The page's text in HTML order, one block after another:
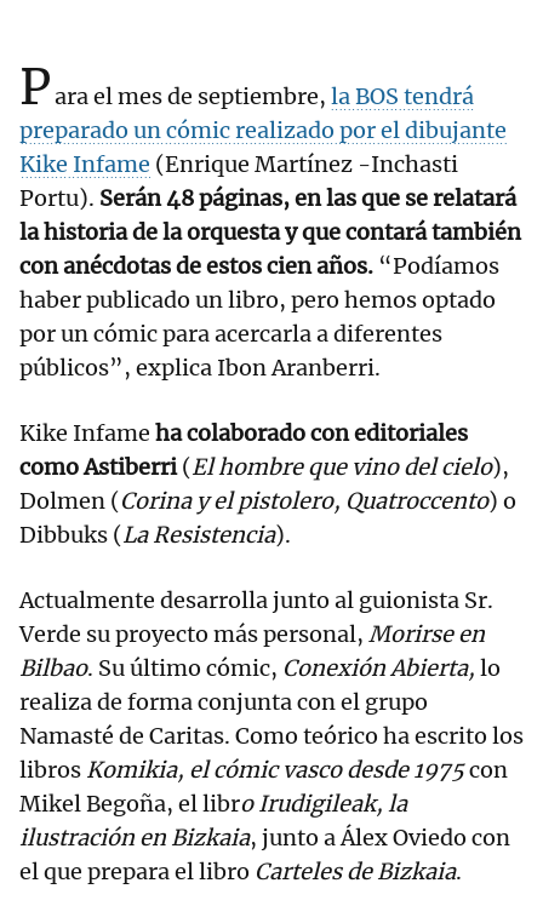
Para el mes de septiembre, la BOS tendrá
preparado un cómic realizado por el dibujante
Kike Infame (Enrique Martínez -Inchasti
Portu). Serán 48 páginas, en las que se relatará
la historia de la orquesta y que contará también
con anécdotas de estos cien años. “Podíamos
haber publicado un libro, pero hemos optado
por un cómic para acercarla a diferentes
públicos”, explica Ibon Aranberri.
Kike Infame ha colaborado con editoriales
como Astiberri(El hombre que vino del cielo),
Dolmen (Corina y el pistolero, Quatroccento) o
Dibbuks (La Resistencia).
Actualmente desarrolla junto al guionista Sr.
Verde su proyecto más personal, Morirse en
Bilbao. Su último cómic, Conexión Abierta, lo
realiza de forma conjunta con el grupo
Namasté de Caritas. Como teórico ha escrito los
libros Komikia, el cómic vasco desde 1975con
Mikel Begoña, el libro Irudigileak, la
ilustración en Bizkaia, junto a Álex Oviedo con
el que prepara el libro Carteles de Bizkaia.